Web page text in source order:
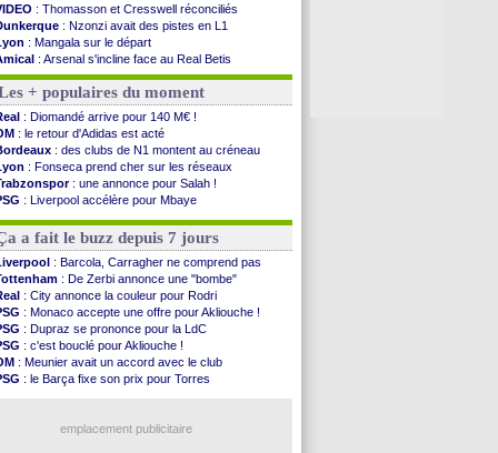
: Thomasson et Cresswell réconciliés
: Nzonzi avait des pistes en L1
: Mangala sur le départ
: Arsenal s'incline face au Real Betis
: lourde défaite pour le PSG
City: Maresca flou pour Reijnders
: Fenerbahçe prend une belle option
Diriyah: Mbemba arrive libre (officiel)
: le plan d'Alvarez à son retour
: premier succès pour Brest
: le joli but de Greenwood avec le Fener !
2030: une promesse d'Infantino au Maroc ...
: la compo pour le premier match amical
: Jaissle est le nouveau coach (off.)
: une nouvelle offre pour Vinicius
: l'OM domine Al-Shahaniya
: Cabral a prolongé (officiel)
: Molina va signer à la Roma
: Diomandé arrive pour 140 M€ !
: Havertz en veut encore plus
Voir les brèves précédentes
+ populaires du moment
: Diomandé arrive pour 140 M€ !
: le retour d'Adidas est acté
: des clubs de N1 montent au créneau
: Fonseca prend cher sur les réseaux
: une annonce pour Salah !
: Liverpool accélère pour Mbaye
: 3 joueurs écartés du groupe pro
a fait le buzz depuis 7 jours
: Barcola, Carragher ne comprend pas
: De Zerbi annonce une "bombe"
: City annonce la couleur pour Rodri
: Monaco accepte une offre pour Akliouche !
: Dupraz se prononce pour la LdC
: c'est bouclé pour Akliouche !
: Meunier avait un accord avec le club
: le Barça fixe son prix pour Torres
emplacement publicitaire